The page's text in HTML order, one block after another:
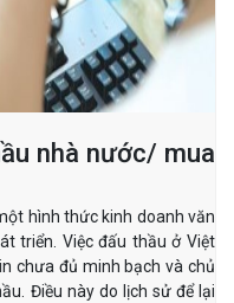
nhà nước/ mua
hình thức kinh doanh văn
triển. Việc đấu thầu ở Việt
chưa đủ minh bạch và chủ
Điều này do lịch sử để lại